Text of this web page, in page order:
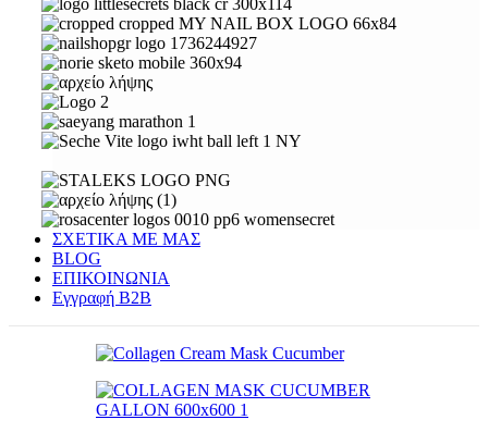
ΣΧΕΤΙΚΑ ΜΕ ΜΑΣ
BLOG
ΕΠΙΚΟΙΝΩΝΙΑ
Εγγραφή Β2Β